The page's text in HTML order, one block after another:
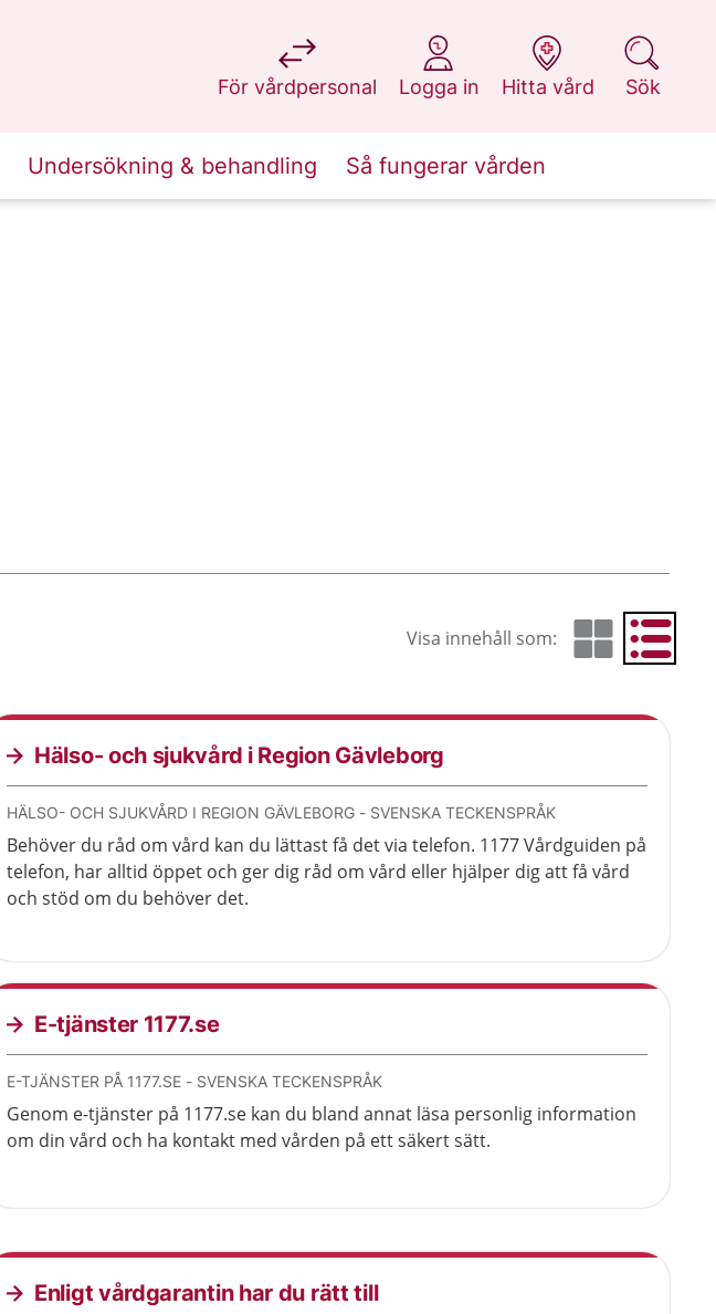
För vårdpersonal
på 1177.se
Logga in
på 1177.se
Hitta vård
på 1177.se
Sök
på 1177.se
Undersökning & behandling Så fungerar vården
Visa innehåll som: Visa som rutnät
Visa som
Hälso- och sjukvård i Region Gävleborg
HÄLSO- OCH SJUKVÅRD I REGION GÄVLEBORG - SVENSKA TECKENSPRÅK
Behöver du råd om vård kan du lättast få det via telefon. 1177 Vårdguiden på
telefon, har alltid öppet och ger dig råd om vård eller hjälper dig att få vård
och stöd om du behöver det.
E-tjänster 1177.se
E-TJÄNSTER PÅ 1177.SE - SVENSKA TECKENSPRÅK
Genom e-tjänster på 1177.se kan du bland annat läsa personlig information
om din vård och ha kontakt med vården på ett säkert sätt.
Enligt vårdgarantin har du rätt till